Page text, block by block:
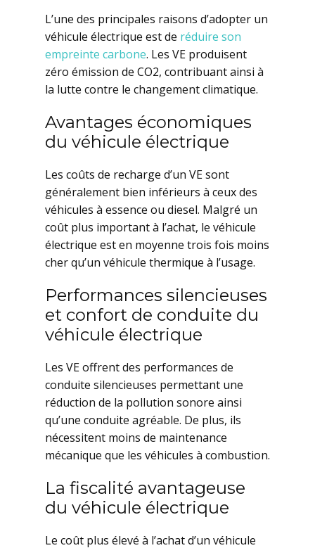
L’une des principales raisons d’adopter un
véhicule électrique est de réduire son
empreinte carbone. Les VE produisent
zéro émission de CO2, contribuant ainsi à
la lutte contre le changement climatique.
Avantages économiques
du véhicule électrique
Les coûts de recharge d’un VE sont
généralement bien inférieurs à ceux des
véhicules à essence ou diesel. Malgré un
coût plus important à l’achat, le véhicule
électrique est en moyenne trois fois moins
cher qu’un véhicule thermique à l’usage.
Performances silencieuses
et confort de conduite du
véhicule électrique
Les VE offrent des performances de
conduite silencieuses permettant une
réduction de la pollution sonore ainsi
qu’une conduite agréable. De plus, ils
nécessitent moins de maintenance
mécanique que les véhicules à combustion.
La fiscalité avantageuse
du véhicule électrique
Le coût plus élevé à l’achat d’un véhicule